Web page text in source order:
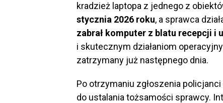
kradzież laptopa z jednego z
stycznia 2026 roku, a sprawca
zabrał komputer z blatu recepcji i
i skutecznym działaniom
zatrzymany już następnego dnia.
Po otrzymaniu zgłoszenia
do ustalania tożsamości sprawcy.